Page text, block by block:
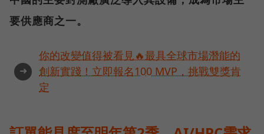
要供應商之一。
➜
你的改變值得被看見🔥最具全球市場潛能的
創新實踐！立即報名100 MVP，挑戰雙獎肯
定